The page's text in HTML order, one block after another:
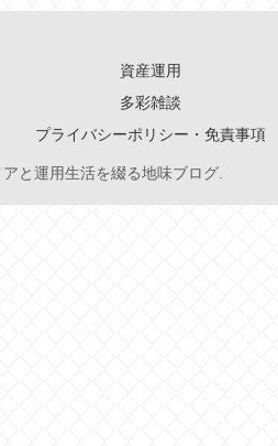
資産運用
多彩雑談
プライバシーポリシー・免責事項
と運用生活を綴る地味ブログ.